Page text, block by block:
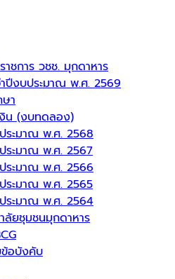
ชการ วชช. มุกดาหาร
ำปีงบประมาณ พ.ศ. 2569
า
น (งบทดลอง)
ระมาณ พ.ศ. 2568
ระมาณ พ.ศ. 2567
ระมาณ พ.ศ. 2566
ระมาณ พ.ศ. 2565
ระมาณ พ.ศ. 2564
ยชุมชนมุกดาหาร
ข้อบังคับ